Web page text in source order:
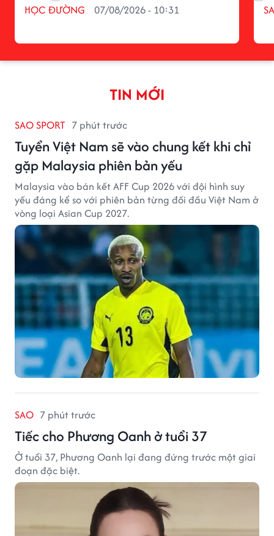
HỌC ĐƯỜNG 07/08/2026 - 10:31
TIN MỚI
SAO SPORT 7 phút trước
Tuyển Việt Nam sẽ vào chung kết khi chỉ
gặp Malaysia phiên bản yếu
Malaysia vào bán kết AFF Cup 2026 với đội hình suy
yếu đáng kể so với phiên bản từng đối đầu Việt Nam ở
vòng loại Asian Cup 2027.
SAO 7 phút trước
Tiếc cho Phương Oanh ở tuổi 37
Ở tuổi 37, Phương Oanh lại đang đứng trước một giai
đoạn đặc biệt.